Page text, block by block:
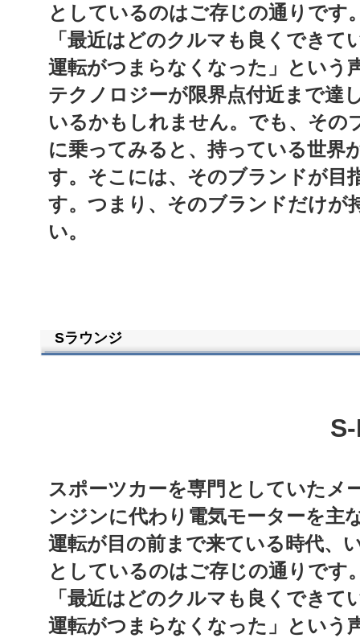
としているのはご存じの通りで
「最近はどのクルマも良くでき
運転がつまらなくなった」という
テクノロジーが限界点付近まで達
いるかもしれません。 でも、その
に乗ってみると、持っている世界
す。そこには、そのブランドが目
す。つまり、そのブランドだけが
い。
Sラウンジ
スポーツカーを専門としていたメ
ンジンに代わり電気モーターを主
運転が目の前まで来ている時代、
としているのはご存じの通りで
「最近はどのクルマも良くでき
運転がつまらなくなった」という